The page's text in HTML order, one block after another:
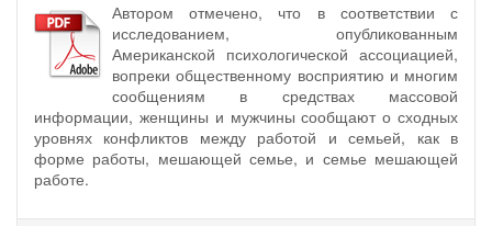
Автором отмечено, что в соответствии с
исследованием, опубликованным
Американской психологической ассоциацией,
вопреки общественному восприятию и многим
сообщениям в средствах массовой
информации, женщины и мужчины сообщают о сходных
уровнях конфликтов между работой и семьей, как в
форме работы, мешающей семье, и семье мешающей
работе.